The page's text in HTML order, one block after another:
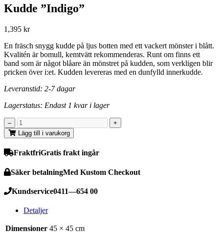
Kudde ”Indigo”
1,395 kr
En fräsch snygg kudde på ljus botten med ett vackert mönster i blått.
Kvalitén är bomull, kemtvätt rekommenderas. Runt om finns ett
band som är något blåare än mönstret på kudden, som verkligen blir
pricken över i:et. Kudden levereras med en dunfylld innerkudde.
Leveranstid: 2-7 dagar
Lagerstatus: Endast 1 kvar i lager
Lägg till i varukorg
FraktfriGratis frakt ingår
Säker betalningMed Kustom Checkout
Kundservice0411—654 00
Detaljer
Dimensioner 45 × 45 cm